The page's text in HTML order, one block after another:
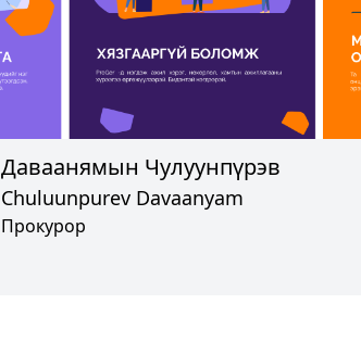
Даваанямын Чулуунпүрэв
Chuluunpurev Davaanyam
Прокурор